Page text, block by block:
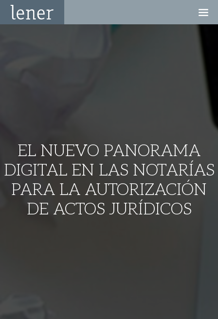
EL NUEVO PANORAMA
DIGITAL EN LAS NOTARÍAS
PARA LA AUTORIZACIÓN
DE ACTOS JURÍDICOS